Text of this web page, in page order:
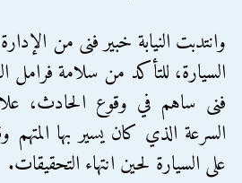
وانتدبت النيابة خبير فنى من
السيارة، للتأكد من سلامة فرامل
فنى ساهم في وقوع الحادث،
السرعة الذي كان يسير بها
على السيارة لحين انتهاء التحقيقات.